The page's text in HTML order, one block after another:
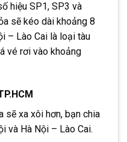
hiệu SP1, SP3 và
sẽ kéo dài khoảng 8
– Lào Cai là loại tàu
vé rơi vào khoảng
sẽ xa xôi hơn, bạn chia
và Hà Nội – Lào Cai.